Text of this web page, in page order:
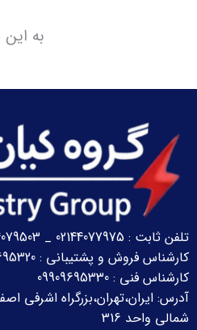
به
تلفن ثابت : 02144077975 _ 02144079503
کارشناس فروش و پشتیبانی : 09909695320
کارشناس فنی : 09909695330
آدرس: ایران،تهران،بزرگراه اشرفی
شمالی واحد 316